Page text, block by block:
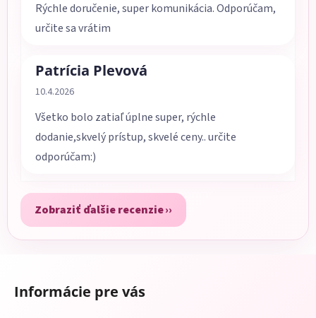
Rýchle doručenie, super komunikácia. Odporúčam,
určite sa vrátim
Patrícia Plevová
Hodnotenie obchodu je 5 z 5 hviezdičiek.
10.4.2026
Všetko bolo zatiaľ úplne super, rýchle
dodanie,skvelý prístup, skvelé ceny.. určite
odporúčam:)
Zobraziť ďalšie recenzie
Informácie pre vás